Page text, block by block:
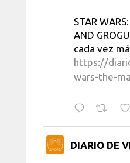
STAR
AND
cada vez
https://
wars-the-
DIARIO DE